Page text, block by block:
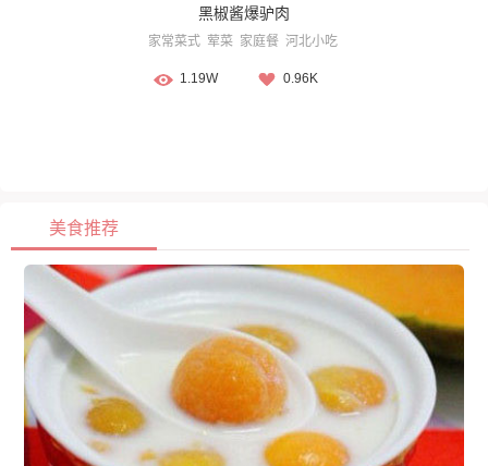
黑椒酱爆驴肉
家常菜式 荤菜 家庭餐 河北小吃
1.19W 0.96K
美食推荐